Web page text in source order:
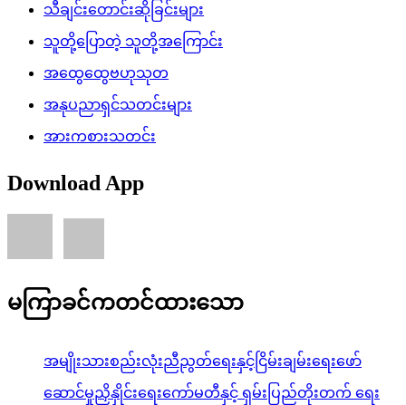
သီချင်းတောင်းဆိုခြင်းများ
သူတို့ပြောတဲ့ သူတို့အကြောင်း
အထွေထွေဗဟုသုတ
အနုပညာရှင်သတင်းများ
အားကစားသတင်း
Download App
မကြာခင်ကတင်ထားသော
အမျိုးသားစည်းလုံးညီညွတ်ရေးနှင့်ငြိမ်းချမ်းရေးဖော်
ဆောင်မှုညှိနှိုင်းရေးကော်မတီနှင့် ရှမ်းပြည်တိုးတက် ရေး